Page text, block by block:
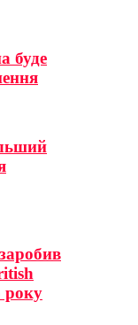
буде
року